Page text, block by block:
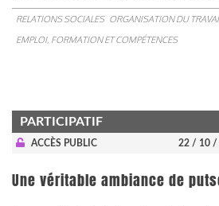
RELATIONS SOCIALES ORGANISATION DU
EMPLOI, FORMATION ET COMPÉTENCES
PARTICIPATIF
ACCÈS PUBLIC 22 / 10 /
Une véritable ambiance de